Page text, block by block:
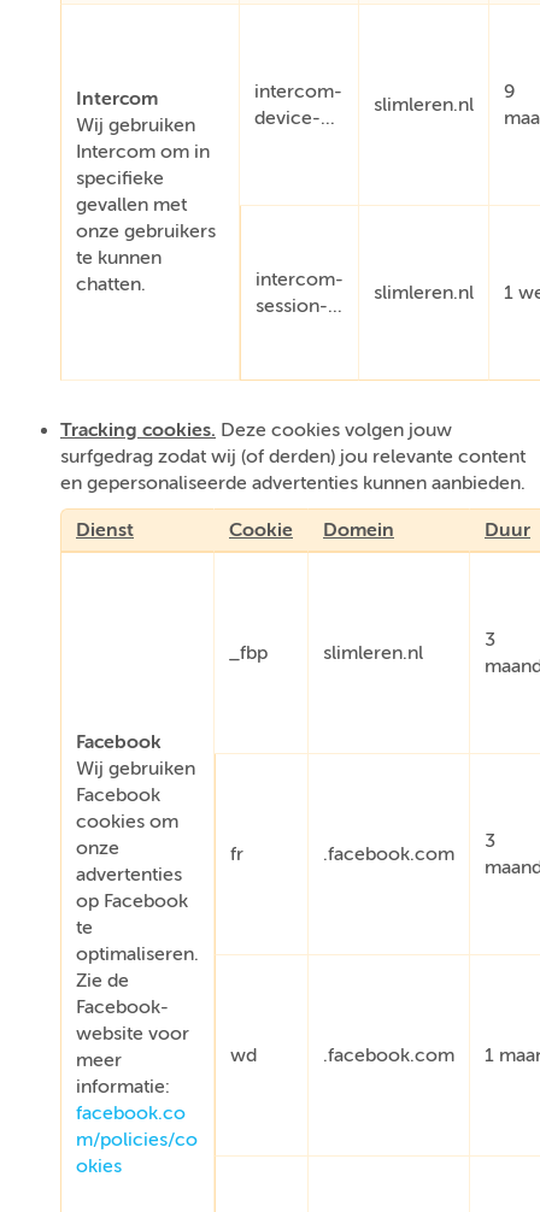
Intercom
Wij gebruiken
Intercom om in
specifieke
gevallen met
onze gebruikers
te kunnen
chatten.
intercom-
device-...
slimleren.nl
9
intercom-
session-...
slimleren.nl 1
Tracking cookies. Deze cookies volgen jouw
surfgedrag zodat wij (of derden) jou relevante content
en gepersonaliseerde advertenties kunnen aanbieden.
Dienst Cookie Domein Duur
Facebook
Wij gebruiken
Facebook
cookies om
onze
advertenties
op Facebook
te
optimaliseren.
Zie de
Facebook-
website voor
meer
informatie:
facebook.co
m/policies/co
okies
_fbp slimleren.nl
3
fr .facebook.com
3
wd .facebook.com 1